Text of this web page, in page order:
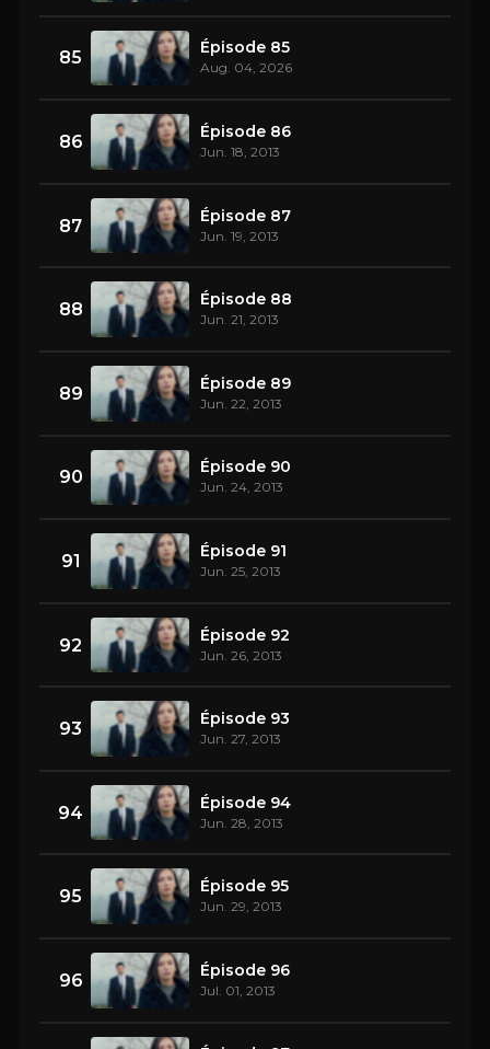
85 Épisode 85
Aug. 04, 2026
86 Épisode 86
Jun. 18, 2013
87 Épisode 87
Jun. 19, 2013
88 Épisode 88
Jun. 21, 2013
89 Épisode 89
Jun. 22, 2013
90 Épisode 90
Jun. 24, 2013
91 Épisode 91
Jun. 25, 2013
92 Épisode 92
Jun. 26, 2013
93 Épisode 93
Jun. 27, 2013
94 Épisode 94
Jun. 28, 2013
95 Épisode 95
Jun. 29, 2013
96 Épisode 96
Jul. 01, 2013